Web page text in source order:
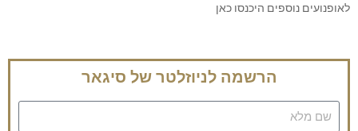
לאופנועים נוספים היכנסו כאן
הרשמה לניוזלטר של סיגאר